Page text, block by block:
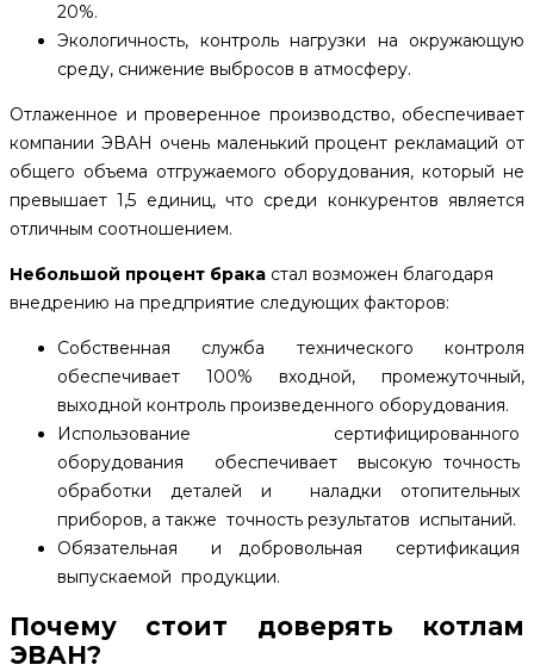
20%.
Экологичность, контроль нагрузки на окружающую
среду, снижение выбросов в атмосферу.
Отлаженное и проверенное производство, обеспечивает
компании ЭВАН очень маленький процент рекламаций от
общего объема отгружаемого оборудования, который не
превышает 1,5 единиц, что среди конкурентов является
отличным соотношением.
Небольшой процент брака стал возможен благодаря
внедрению на предприятие следующих факторов:
Собственная служба технического контроля
обеспечивает 100% входной, промежуточный,
выходной контроль произведенного оборудования.
Использование сертифицированного
оборудования обеспечивает высокую точность
обработки деталей и наладки отопительных
приборов, а также точность результатов испытаний.
Обязательная и добровольная сертификация
выпускаемой продукции.
Почему стоит доверять котлам
ЭВАН?